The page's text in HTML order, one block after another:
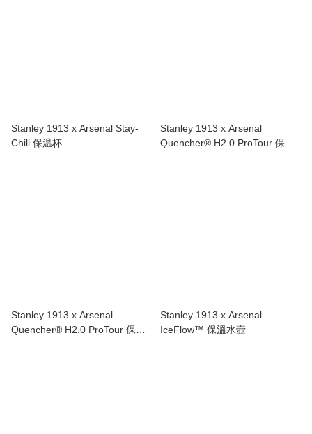
Stanley 1913 x Arsenal Stay-
Chill 保温杯
Stanley 1913 x Arsenal
Quencher® H2.0 ProTour 保温
Stanley 1913 x Arsenal
Quencher® H2.0 ProTour 保温
Stanley 1913 x Arsenal
IceFlow™ 保溫水壼